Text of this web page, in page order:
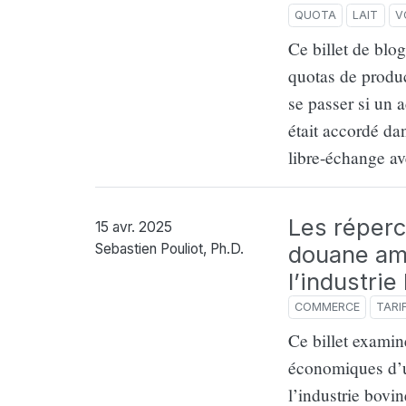
QUOTA LAIT
Ce billet de
quotas de
se passer si un
était accordé
libre-échange
Les
douane
COMMERCE
Ce billet
économiques
l’industrie
15 avr. 2025
Sebastien Pouliot, Ph.D.